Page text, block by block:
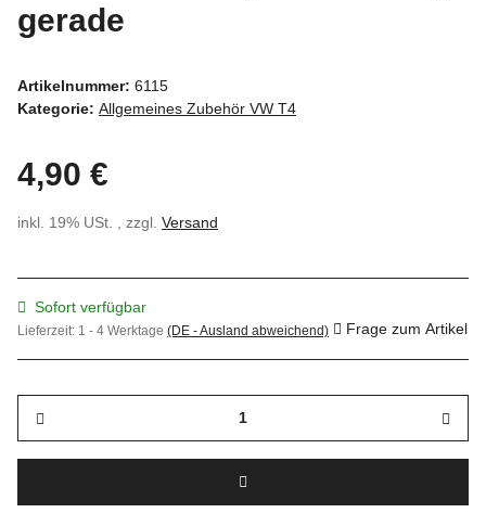
gerade
Artikelnummer: 6115
Kategorie: Allgemeines Zubehör VW T4
4,90 €
inkl. 19% USt. , zzgl. Versand
Sofort verfügbar
Lieferzeit: 1 - 4 Werktage (DE - Ausland abweichend) Frage zum Artikel